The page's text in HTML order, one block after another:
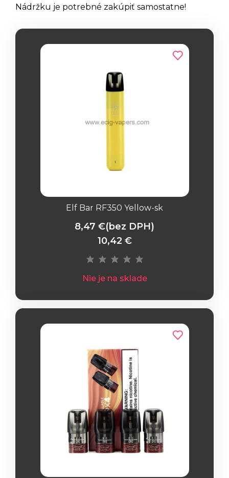
Nádržku je potrebné zakúpiť samostatne!
Elf Bar RF350 Yellow-sk
8,47 €(bez DPH)
10,42 €
Nie je na sklade